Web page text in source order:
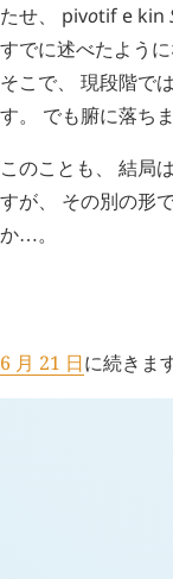
たせ、 pivotif e kin
すでに述べたよう
そこで、 現段階で
す。 でも腑に落ちま
このことも、 結局
すが、 その別の形
か…。
6 月 21 日に続きます